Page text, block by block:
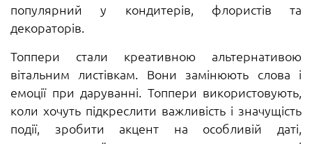
популярний у кондитерів, флористів та
декораторів.
Топпери стали креативною альтернативою
вітальним листівкам. Вони замінюють слова і
емоції при даруванні. Топпери використовують,
коли хочуть підкреслити важливість і значущість
події, зробити акцент на особливій даті,